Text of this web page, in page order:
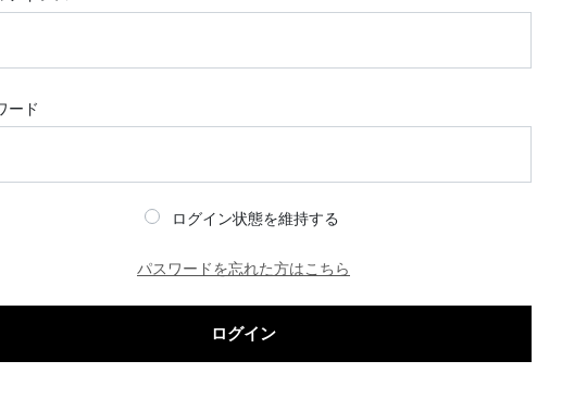
ード
ログイン状態を維持する
パスワードを忘れた方はこちら
ログイン